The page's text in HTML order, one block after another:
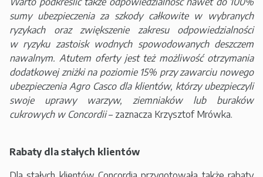
sumy ubezpieczenia za szkody całkowite w wybranych
ryzykach oraz zwiększenie zakresu odpowiedzialności
w ryzyku zastoisk wodnych spowodowanych deszczem
nawalnym. Atutem oferty jest też możliwość otrzymania
dodatkowej zniżki na poziomie 15% przy zawarciu nowego
ubezpieczenia Agro Casco dla klientów, którzy ubezpieczyli
swoje uprawy warzyw, ziemniaków lub buraków
cukrowych w Concordii– zaznacza Krzysztof Mrówka.
Rabaty dla stałych klientów